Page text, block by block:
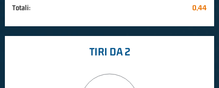
Totali:
0,44
TIRI DA 2